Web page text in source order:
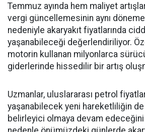
Temmuz ayında hem maliyet
vergi güncellemesinin aynı
nedeniyle akaryakıt fiyatlarında
yaşanabileceği değerlendiriliyor.
motorin kullanan milyonlarca
giderlerinde hissedilir bir artış
Uzmanlar, uluslararası petrol
yaşanabilecek yeni hareketliliğin
belirleyici olmaya devam